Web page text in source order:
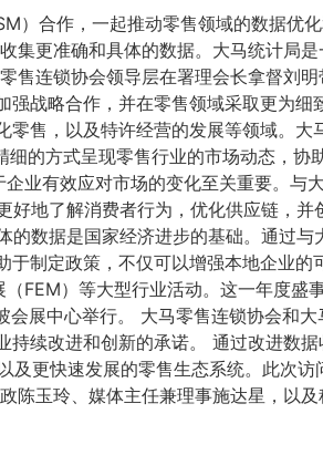
）合作，一起推动零售领域的数据优
集更准确和具体的数据。大马统计局
售连锁协会领导层在署理会长拿督刘
战略合作，并在零售领域采取更为细
售，以及特许经营的发展等领域。大
的方式呈现零售行业的市场动态，协
业有效应对市场的变化至关重要。与
地了解消费者行为，优化供应链，
数据是国家经济进步的基础。通过与
制定政策，不仅可以增强本地企业的
FEM）等大型行业活动。这一年度盛
展中心举行。 大马零售连锁协会和大
续改进和创新的承诺。 通过改进数
更快速发展的零售生态系统。此次
玉玲、媒体主任兼理事施达星，以及